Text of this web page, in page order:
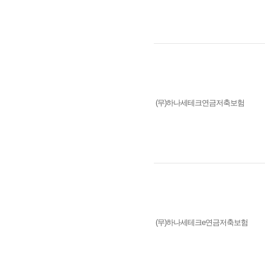
(무)하나세테크연금저축보험
(무)하나세테크e연금저축보험